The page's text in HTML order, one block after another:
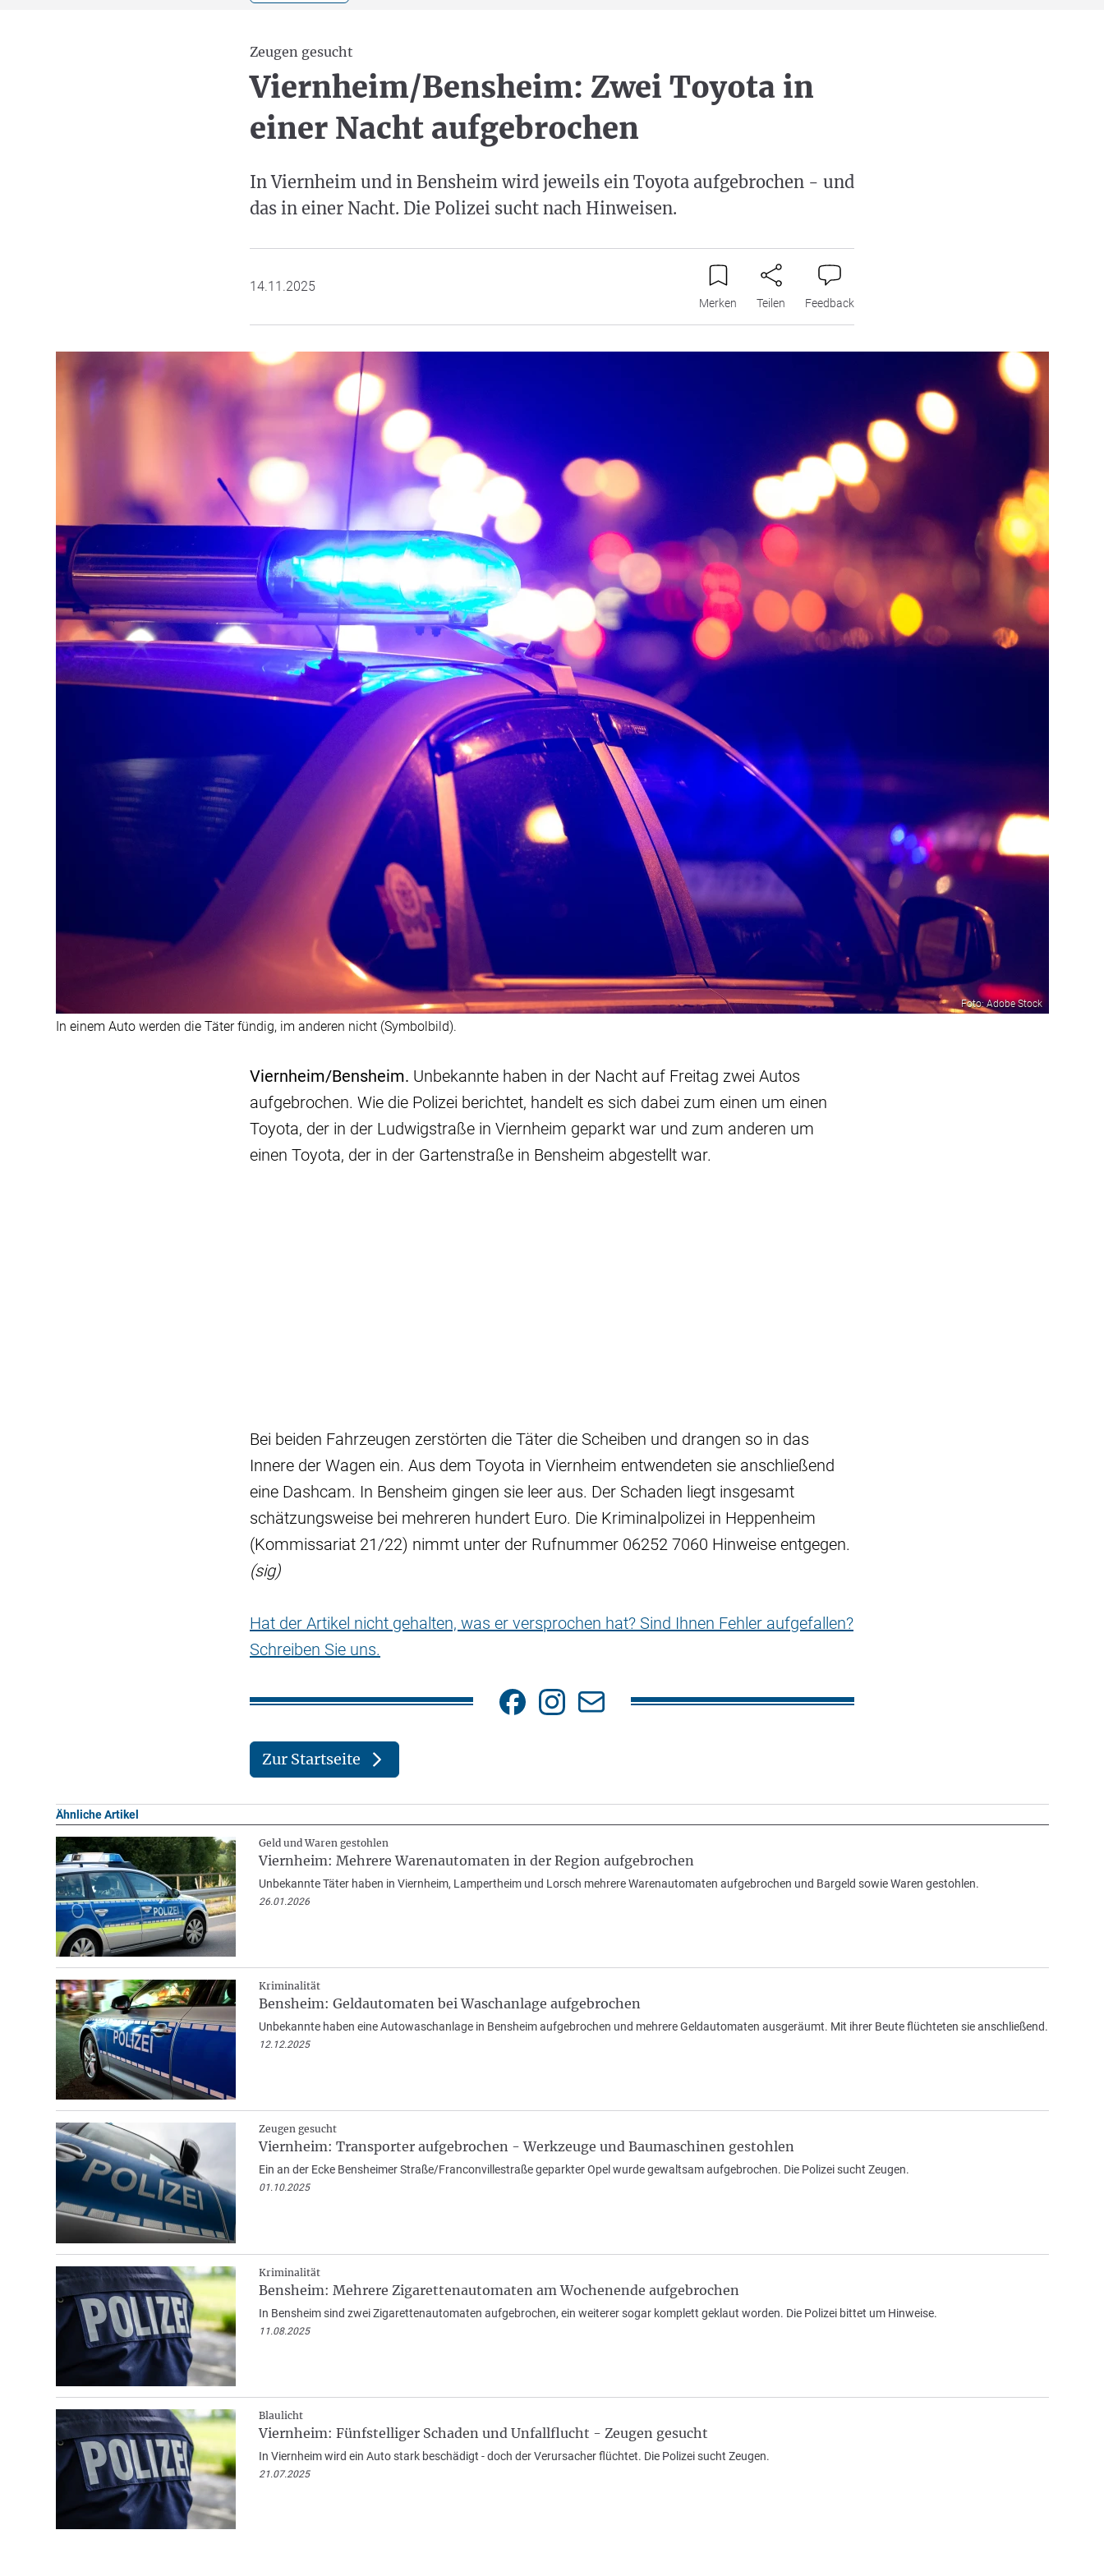
Zeugen gesucht
Viernheim/Bensheim: Zwei Toyota in
einer Nacht aufgebrochen
In Viernheim und in Bensheim wird jeweils ein Toyota aufgebrochen - und
das in einer Nacht. Die Polizei sucht nach Hinweisen.
14.11.2025
Merken Teilen Feedback
Foto: Adobe Stock
In einem Auto werden die Täter fündig, im anderen nicht (Symbolbild).
Viernheim/Bensheim. Unbekannte haben in der Nacht auf Freitag zwei Autos
aufgebrochen. Wie die Polizei berichtet, handelt es sich dabei zum einen um einen
Toyota, der in der Ludwigstraße in Viernheim geparkt war und zum anderen um
einen Toyota, der in der Gartenstraße in Bensheim abgestellt war.
Bei beiden Fahrzeugen zerstörten die Täter die Scheiben und drangen so in das
Innere der Wagen ein. Aus dem Toyota in Viernheim entwendeten sie anschließend
eine Dashcam. In Bensheim gingen sie leer aus. Der Schaden liegt insgesamt
schätzungsweise bei mehreren hundert Euro. Die Kriminalpolizei in Heppenheim
(Kommissariat 21/22) nimmt unter der Rufnummer 06252 7060 Hinweise entgegen.
(sig)
Hat der Artikel nicht gehalten, was er versprochen hat? Sind Ihnen Fehler aufgefallen?
Schreiben Sie uns.
Zur Startseite
Ähnliche Artikel
Geld und Waren gestohlen
Viernheim: Mehrere Warenautomaten in der Region aufgebrochen
Unbekannte Täter haben in Viernheim, Lampertheim und Lorsch mehrere Warenautomaten aufgebrochen und Bargeld sowie Waren gestohlen.
26.01.2026
Kriminalität
Bensheim: Geldautomaten bei Waschanlage aufgebrochen
Unbekannte haben eine Autowaschanlage in Bensheim aufgebrochen und mehrere Geldautomaten ausgeräumt. Mit ihrer Beute flüchteten sie anschließend.
12.12.2025
Zeugen gesucht
Viernheim: Transporter aufgebrochen - Werkzeuge und Baumaschinen gestohlen
Ein an der Ecke Bensheimer Straße/Franconvillestraße geparkter Opel wurde gewaltsam aufgebrochen. Die Polizei sucht Zeugen.
01.10.2025
Kriminalität
Bensheim: Mehrere Zigarettenautomaten am Wochenende aufgebrochen
In Bensheim sind zwei Zigarettenautomaten aufgebrochen, ein weiterer sogar komplett geklaut worden. Die Polizei bittet um Hinweise.
11.08.2025
Blaulicht
Viernheim: Fünfstelliger Schaden und Unfallflucht - Zeugen gesucht
In Viernheim wird ein Auto stark beschädigt - doch der Verursacher flüchtet. Die Polizei sucht Zeugen.
21.07.2025